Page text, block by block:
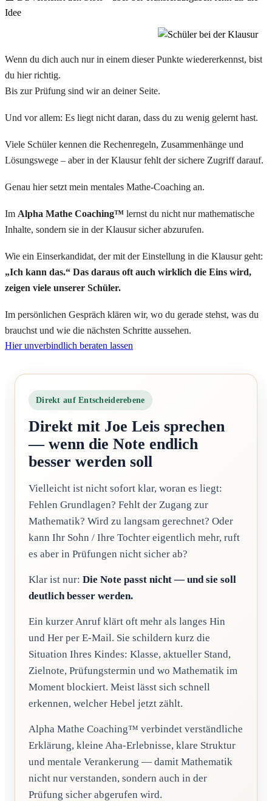
Idee
Wenn du dich auch nur in einem dieser Punkte wiedererkennst, bist
du hier richtig.
Bis zur Prüfung sind wir an deiner Seite.
Und vor allem: Es liegt nicht daran, dass du zu wenig gelernt hast.
Viele Schüler kennen die Rechenregeln, Zusammenhänge und
Lösungswege – aber in der Klausur fehlt der sichere Zugriff darauf.
Genau hier setzt mein mentales Mathe-Coaching an.
Im Alpha Mathe Coaching™ lernst du nicht nur mathematische
Inhalte, sondern sie in der Klausur sicher abzurufen.
Wie ein Einserkandidat, der mit der Einstellung in die Klausur geht:
„Ich kann das.“ Das daraus oft auch wirklich die Eins wird,
zeigen viele unserer Schüler.
Im persönlichen Gespräch klären wir, wo du gerade stehst, was du
brauchst und wie die nächsten Schritte aussehen.
Hier unverbindlich beraten lassen
Direkt auf Entscheiderebene
Direkt mit Joe Leis sprechen
— wenn die Note endlich
besser werden soll
Vielleicht ist nicht sofort klar, woran es liegt:
Fehlen Grundlagen? Fehlt der Zugang zur
Mathematik? Wird zu langsam gerechnet? Oder
kann Ihr Sohn / Ihre Tochter eigentlich mehr, ruft
es aber in Prüfungen nicht sicher ab?
Klar ist nur: Die Note passt nicht — und sie soll
deutlich besser werden.
Ein kurzer Anruf klärt oft mehr als langes Hin
und Her per E-Mail. Sie schildern kurz die
Situation Ihres Kindes: Klasse, aktueller Stand,
Zielnote, Prüfungstermin und wo Mathematik im
Moment blockiert. Meist lässt sich schnell
erkennen, welcher Hebel jetzt zählt.
Alpha Mathe Coaching™ verbindet verständliche
Erklärung, kleine Aha-Erlebnisse, klare Struktur
und mentale Verankerung — damit Mathematik
nicht nur verstanden, sondern auch in der
Prüfung sicher abgerufen wird.